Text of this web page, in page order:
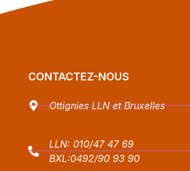
CONTACTEZ-NOUS
Ottignies LLN et Bruxelles
LLN: 010/47 47 69
BXL:0492/90 93 90